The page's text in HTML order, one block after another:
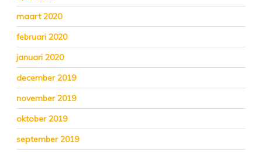
maart 2020
februari 2020
januari 2020
december 2019
november 2019
oktober 2019
september 2019